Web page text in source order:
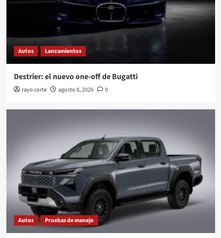
Autos Lanzamientos
Destrier: el nuevo one-off de Bugatti
rayo corte agosto 8, 2026 0
Autos Pruebas de manejo